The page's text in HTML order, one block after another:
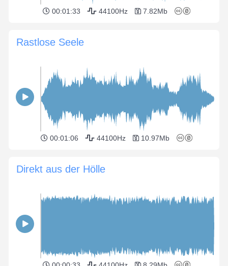
00:01:33 44100Hz 7.82Mb
Rastlose Seele
00:01:06 44100Hz 10.97Mb
Direkt aus der Hölle